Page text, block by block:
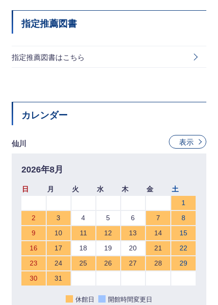
指定推薦図書
指定推薦図書はこちら
カレンダー
仙川 表示
2026年8月
日 月 火 水 木 金
土
1
2
3 4 5 6 7
8
9
10 11 12 13 14
15
16
17 18 19 20 21
22
23
24 25 26 27 28
29
30
31
休館日 開館時間変更日